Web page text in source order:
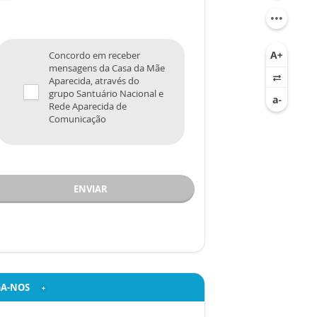
Concordo em receber
mensagens da Casa da Mãe
Aparecida, através do
grupo Santuário Nacional e
Rede Aparecida de
Comunicação
ENVIAR
NOS